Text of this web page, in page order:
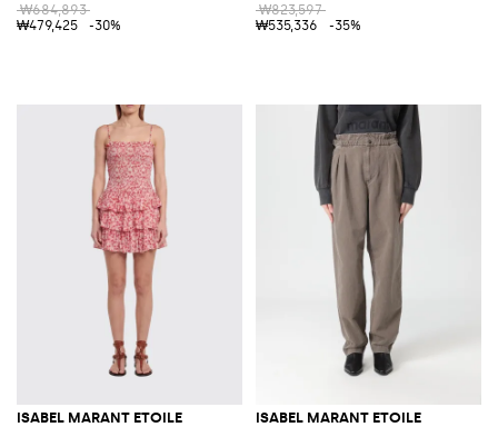
₩684,893
₩479,425
-30%
₩823,597
₩535,336
-35%
ISABEL MARANT ETOILE ISABEL MARANT ETOILE